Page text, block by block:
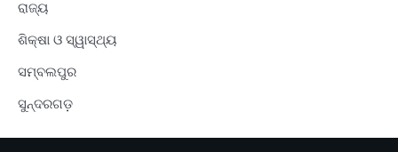
ରାଜ୍ୟ
ଶିକ୍ଷା ଓ ସ୍ୱାସ୍ଥ୍ୟ
ସମ୍ବଲପୁର
ସୁନ୍ଦରଗଡ଼